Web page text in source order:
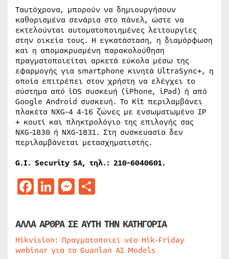
Ταυτόχρονα, μπορούν να δημιουργήσουν
καθορισμένα σενάρια στο πάνελ, ώστε να
εκτελούνται αυτοματοποιημένες λειτουργίες
στην οικεία τους. Η εγκατάσταση, η διαμόρφωση
και η απομακρυσμένη παρακολούθηση
πραγματοποιείται αρκετά εύκολα μέσω της
εφαρμογής για smartphone κινητά UltraSync+, η
οποία επιτρέπει στον χρήστη να ελέγχει το
σύστημα από iOS συσκευή (iPhone, iPad) ή από
Google Android συσκευή. Το Kit περιλαμβάνει
πλακέτα NXG-4 4-16 ζώνες με ενσωματωμένο IP
+ κουτί και πληκτρολόγιο της επιλογής σας
NXG-1830 ή NXG-1831. Στη συσκευασία δεν
περιλαμβάνεται μετασχηματιστής.
G.I. Security SA, τηλ.: 210-6040601.
Facebook
LinkedIn
Messenger
ΑΛΛΑ ΑΡΘΡΑ ΣΕ ΑΥΤΗ ΤΗΝ ΚΑΤΗΓΟΡΙΑ
Hikvision: Πραγματοποιεί νέο Hik-Friday
webinar για τα Guanlan AI Models